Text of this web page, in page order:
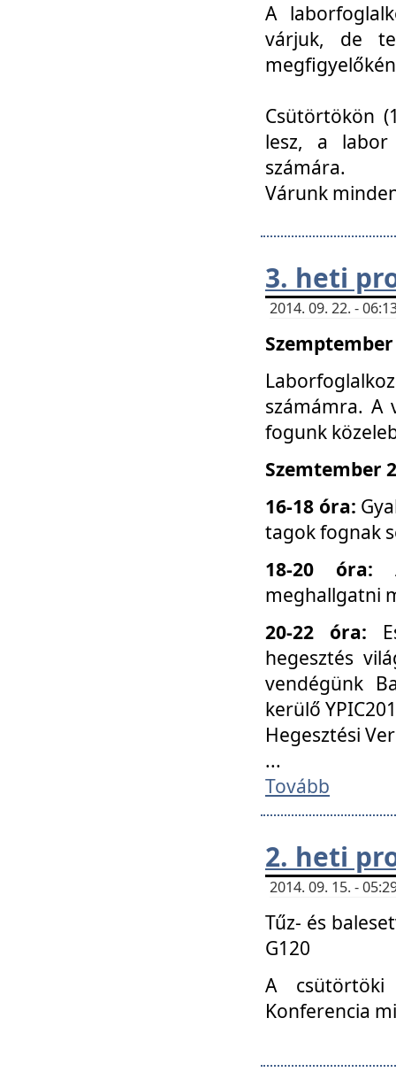
A
várjuk, de
Csütörtökön
lesz, a labor
számára.
Várunk
3. heti
2014. 09. 22. -
számámra. A
fogunk
Szemtember
16-18 óra:
tagok fognak
18-20 óra:
meghallgatni
20-22 óra:
hegesztés
vendégünk
kerülő
Hegesztési
...
Tovább
2. heti
2014. 09. 15. -
Tűz- és
G120
A csütörtöki
Konferencia